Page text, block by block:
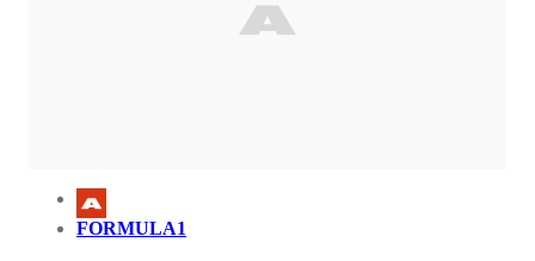
FORMULA1